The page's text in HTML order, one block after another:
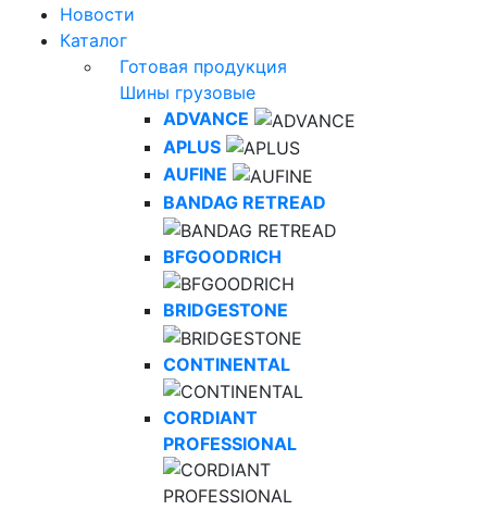
Новости
Каталог
Готовая продукция
Шины грузовые
ADVANCE
APLUS
AUFINE
BANDAG RETREAD
BFGOODRICH
BRIDGESTONE
CONTINENTAL
CORDIANT
PROFESSIONAL